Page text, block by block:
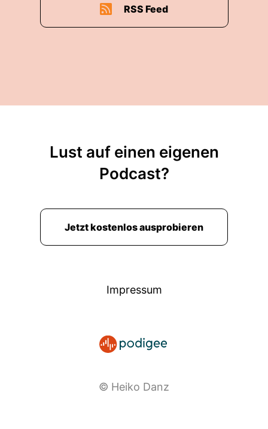
RSS Feed
Lust auf einen eigenen
Podcast?
Jetzt kostenlos ausprobieren
Impressum
© Heiko Danz